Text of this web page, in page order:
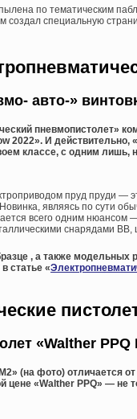
по тематическим
создал специальную
авто-»
пневмопистолет»
2022». И
классе, с одним
пруд пруди —
являясь по сути
всего одним нюансом
снарядами ВВ,
, а также модельных
статье «
«Walther
(на фото) отличается
цене «Walther PPQ» —